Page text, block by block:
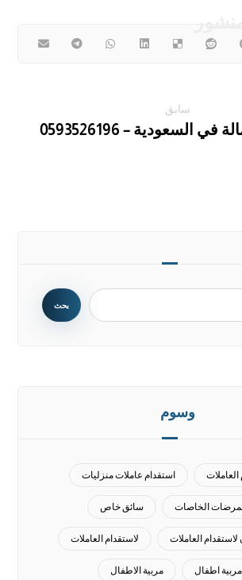
سابق
السعودية – 0593526196
وسوم
العاملات استقدام عاملات منزليات
الخاصات سائق خاص
العاملات لاستقدام العاملات
مربية اطفال مربية الاطفال